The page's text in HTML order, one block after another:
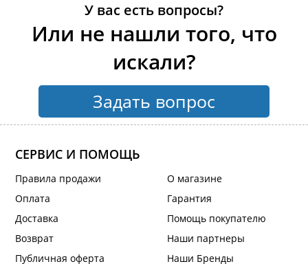
У вас есть вопросы?
Или не нашли того, что
искали?
Задать вопрос
СЕРВИС И ПОМОЩЬ
Правила продажи
Оплата
Доставка
Возврат
Публичная оферта
О магазине
Гарантия
Помощь покупателю
Наши партнеры
Наши Бренды